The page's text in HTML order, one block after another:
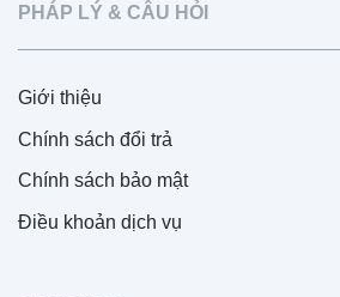
PHÁP LÝ & CÂU HỎI
Giới thiệu
Chính sách đổi trả
Chính sách bảo mật
Điều khoản dịch vụ